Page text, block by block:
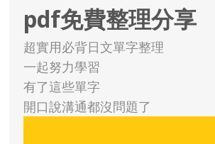
pdf免費整理分享
超實用必背日文單字整理
一起努力學習
有了這些單字
開口說溝通都沒問題了